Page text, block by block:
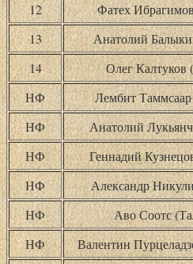
12
Фатех
13
Анатолий
14
Олег Калтуков
НФ
Лембит
НФ
Анатолий
НФ
Геннадий
НФ
Александр
НФ
Аво Соотс
НФ
Валентин